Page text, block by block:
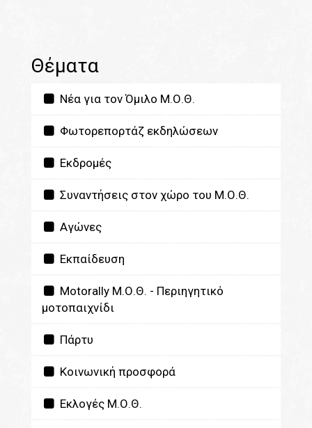
Θέματα
Νέα για τον Όμιλο Μ.Ο.Θ.
Φωτορεπορτάζ εκδηλώσεων
Εκδρομές
Συναντήσεις στον χώρο του Μ.Ο.Θ.
Αγώνες
Εκπαίδευση
Motorally Μ.Ο.Θ. - Περιηγητικό
μοτοπαιχνίδι
Πάρτυ
Κοινωνική προσφορά
Εκλογές Μ.Ο.Θ.